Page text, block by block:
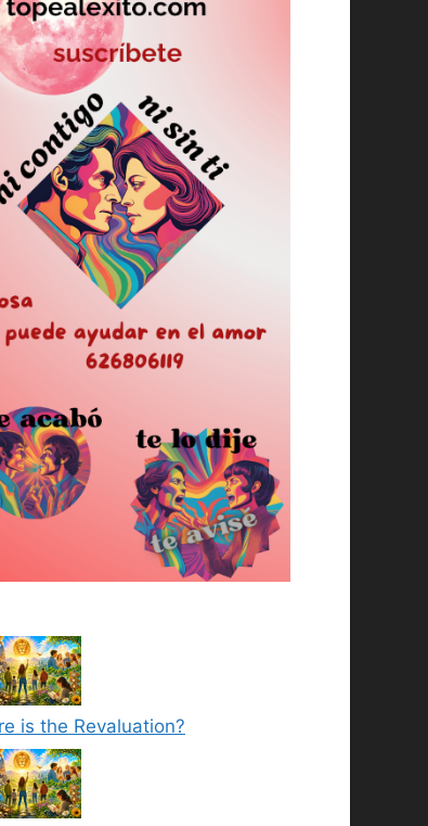
is the Revaluation?